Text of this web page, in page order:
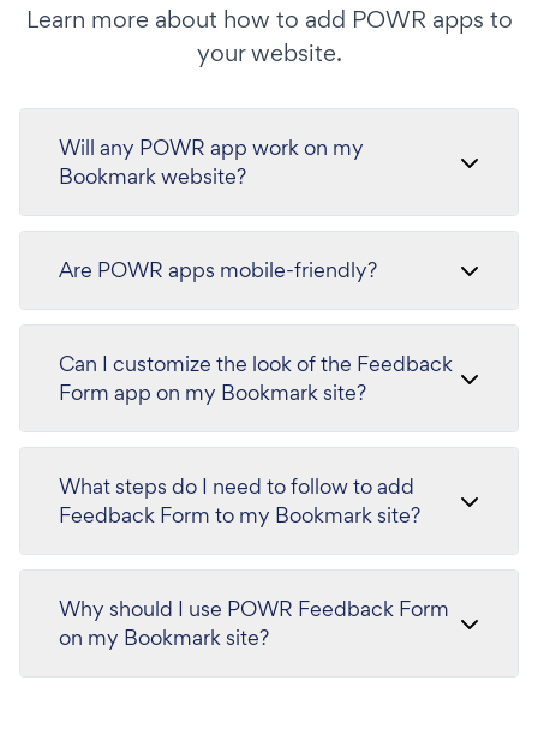
Learn more about how to add POWR apps to
your website.
Will any POWR app work on my
Bookmark website?
Are POWR apps mobile-friendly?
Can I customize the look of the Feedback
Form app on my Bookmark site?
What steps do I need to follow to add
Feedback Form to my Bookmark site?
Why should I use POWR Feedback Form
on my Bookmark site?